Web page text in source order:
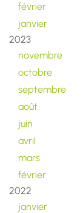
février
janvier
2023
novembre
octobre
septembre
août
juin
avril
mars
février
2022
janvier